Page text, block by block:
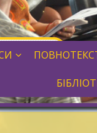
порталу